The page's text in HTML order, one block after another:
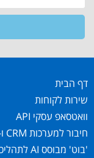
דף הבית
שירות לקוחות
וואטסאפ עסקי API
חיבור למערכות CRM ו-ERP
'בוט' מבוסס AI לתהליכי אוטומציה